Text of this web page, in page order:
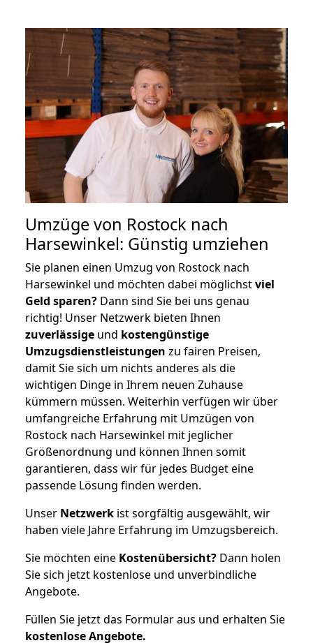
Umzüge von Rostock nach
Harsewinkel: Günstig umziehen
Sie planen einen Umzug von Rostock nach
Harsewinkel und möchten dabei möglichstviel
Geld sparen? Dann sind Sie bei uns genau
richtig! Unser Netzwerk bieten Ihnen
zuverlässige und kostengünstige
Umzugsdienstleistungen zu fairen Preisen,
damit Sie sich um nichts anderes als die
wichtigen Dinge in Ihrem neuen Zuhause
kümmern müssen. Weiterhin verfügen wir über
umfangreiche Erfahrung mit Umzügen von
Rostock nach Harsewinkel mit jeglicher
Größenordnung und können Ihnen somit
garantieren, dass wir für jedes Budget eine
passende Lösung finden werden.
Unser Netzwerk ist sorgfältig ausgewählt, wir
haben viele Jahre Erfahrung im Umzugsbereich.
Sie möchten eine Kostenübersicht? Dann holen
Sie sich jetzt kostenlose und unverbindliche
Angebote.
Füllen Sie jetzt das Formular aus und erhalten Sie
kostenloseAngebote.